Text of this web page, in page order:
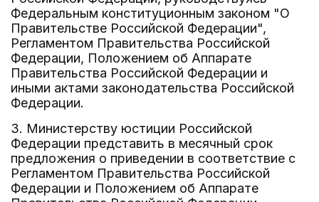
Федеральным конституционным законом "О
Правительстве Российской Федерации",
Регламентом Правительства Российской
Федерации, Положением об Аппарате
Правительства Российской Федерации и
иными актами законодательства Российской
Федерации.
3. Министерству юстиции Российской
Федерации представить в месячный срок
предложения о приведении в соответствие с
Регламентом Правительства Российской
Федерации и Положением об Аппарате